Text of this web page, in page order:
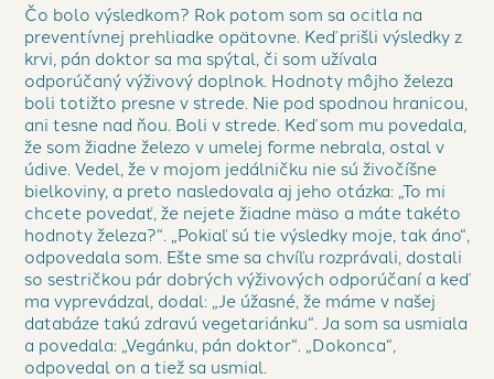
Čo bolo výsledkom? Rok potom som sa ocitla na
preventívnej prehliadke opätovne. Keď prišli výsledky z
krvi, pán doktor sa ma spýtal, či som užívala
odporúčaný výživový doplnok. Hodnoty môjho železa
boli totižto presne v strede. Nie pod spodnou hranicou,
ani tesne nad ňou. Boli v strede. Keď som mu povedala,
že som žiadne železo v umelej forme nebrala, ostal v
údive. Vedel, že v mojom jedálničku nie sú živočíšne
bielkoviny, a preto nasledovala aj jeho otázka: „To mi
chcete povedať, že nejete žiadne mäso a máte takéto
hodnoty železa?“. „Pokiaľ sú tie výsledky moje, tak áno“,
odpovedala som. Ešte sme sa chvíľu rozprávali, dostali
so sestričkou pár dobrých výživových odporúčaní a keď
ma vyprevádzal, dodal: „Je úžasné, že máme v našej
databáze takú zdravú vegetariánku“. Ja som sa usmiala
a povedala: „Vegánku, pán doktor“. „Dokonca“,
odpovedal on a tiež sa usmial.